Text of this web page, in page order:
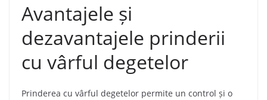
Avantajele și
dezavantajele prinderii
cu vârful degetelor
Prinderea cu vârful degetelor permite un control și o